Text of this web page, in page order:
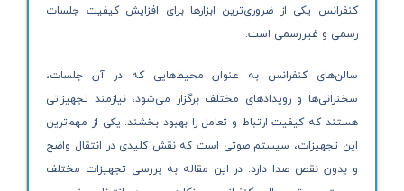
کنفرانس یکی از ضروری‌ترین ابزارها برای افزایش کیفیت جلسات
رسمی و غیررسمی است.
سالن‌های کنفرانس به عنوان محیط‌هایی که در آن جلسات،
سخنرانی‌ها و رویدادهای مختلف برگزار می‌شود، نیازمند تجهیزاتی
هستند که کیفیت ارتباط و تعامل را بهبود بخشند. یکی از مهم‌ترین
این تجهیزات، سیستم صوتی است که نقش کلیدی در انتقال واضح
و بدون نقص صدا دارد. در این مقاله به بررسی تجهیزات مختلف